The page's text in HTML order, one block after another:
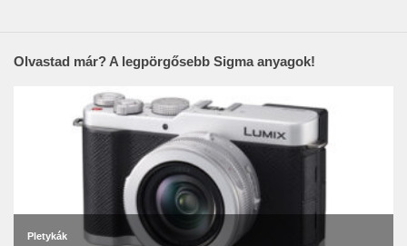
Olvastad már? A legpörgősebb Sigma anyagok!